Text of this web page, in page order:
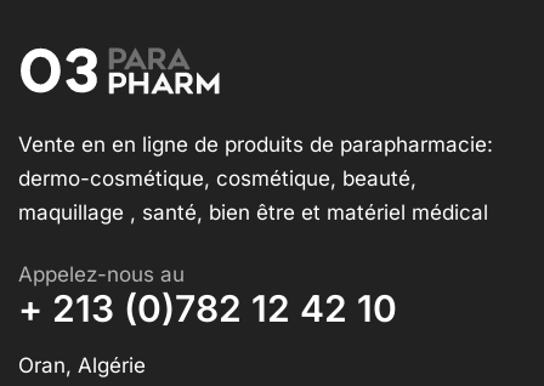
Vente en en ligne de produits de parapharmacie:
dermo-cosmétique, cosmétique, beauté,
maquillage , santé, bien être et matériel médical
Appelez-nous au
+ 213 (0)782 12 42 10
Oran, Algérie